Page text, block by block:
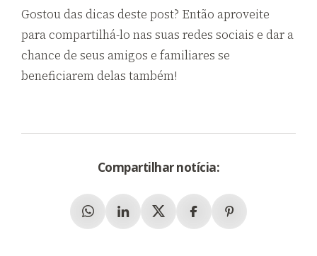
Gostou das dicas deste post? Então aproveite
para compartilhá-lo nas suas redes sociais e dar a
chance de seus amigos e familiares se
beneficiarem delas também!
Compartilhar notícia:
WhatsappLinkedinX (Twitter)FacebookPinterest